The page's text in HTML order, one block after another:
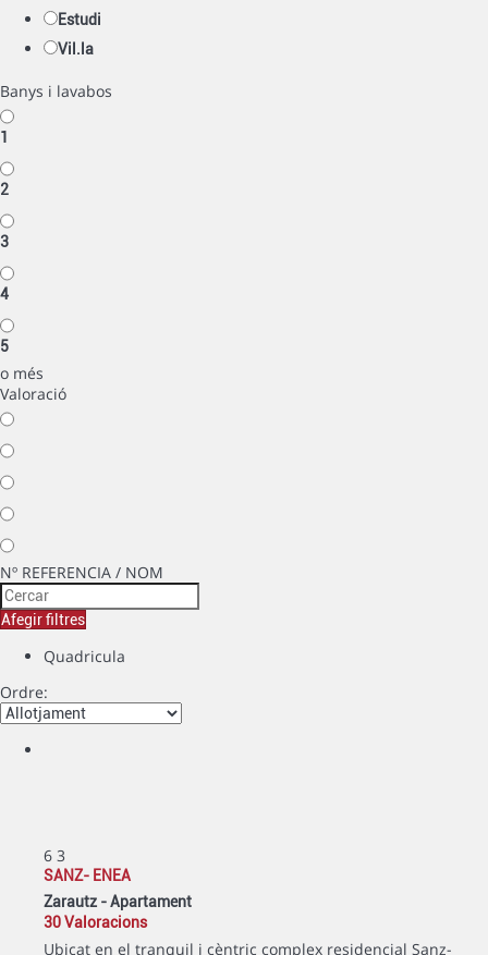
Estudi
Vil.la
Banys i lavabos
1
2
3
4
5
o més
Valoració
Nº REFERENCIA / NOM
Afegir filtres
Quadricula
Ordre:
6 3
SANZ- ENEA
Zarautz -Apartament
30 Valoracions
Ubicat en el tranquil i cèntric complex residencial Sanz-